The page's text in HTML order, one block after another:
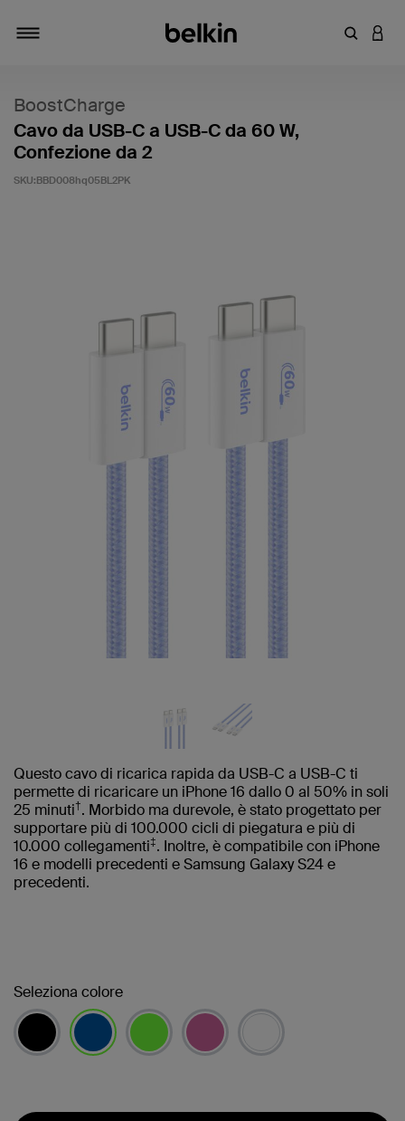
Inserisci
BoostCharge
Cavo da USB-C a USB-C da 60 W,
Confezione da 2
SKU:BBD008hq05BL2PK
Questo cavo di ricarica rapida da USB-C a USB-C ti
permette di ricaricare un iPhone 16 dallo 0 al 50% in soli
25 minuti†. Morbido ma durevole, è stato progettato per
supportare più di 100.000 cicli di piegatura e più di
10.000 collegamenti‡. Inoltre, è compatibile con iPhone
16 e modelli precedenti e Samsung Galaxy S24 e
precedenti.
Seleziona colore